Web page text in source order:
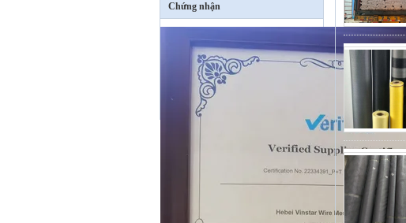
Chứng nhận